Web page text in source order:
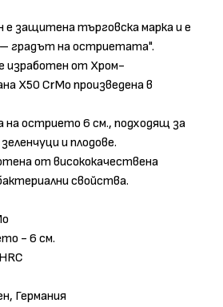
е защитена търговска марка и е
– градът на остриетата".
изработен от Хром-
X50 CrMo произведена в
острието 6 см., подходящ за
и плодове.
от висококачествена
свойства.
- 6 см.
Германия